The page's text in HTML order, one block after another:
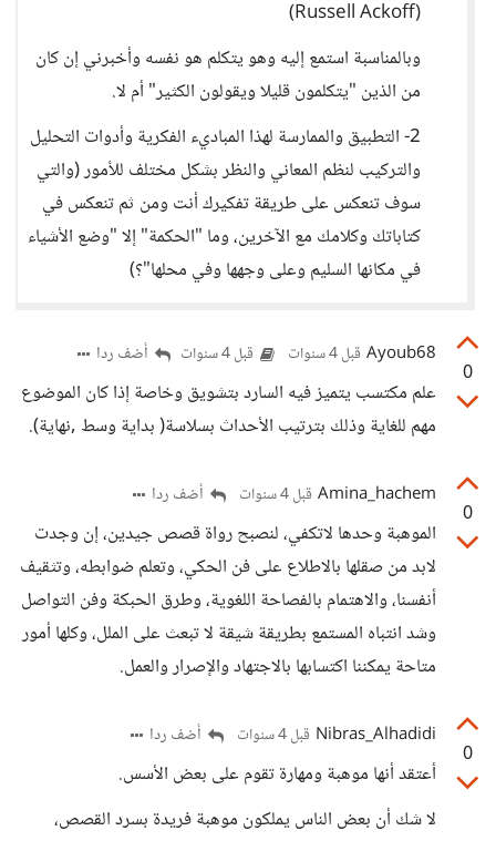
(Russell Ackoff)
وبالمناسبة استمع إليه وهو يتكلم هو نفسه وأخبرني إن كان
من الذين "يتكلمون قليلا ويقولون الكثير" أم لا.
2- التطبيق والممارسة لهذا المباديء الفكرية وأدوات التحليل
والتركيب لنظم المعاني والنظر بشكل مختلف للأمور (والتي
سوف تنعكس على طريقة تفكيرك أنت ومن ثم تنعكس في
كتاباتك وكلامك مع الآخرين، وما "الحكمة" إلا "وضع الأشياء
في مكانها السليم وعلى وجهها وفي محلها"؟)
0
Ayoub68 قبل 4 سنوات قبل 4 سنوات أضف ردا
علم مكتسب يتميز فيه السارد بتشويق وخاصة إذا كان الموضوع
مهم للغاية وذلك بترتيب الأحداث بسلاسة( بداية وسط ,نهاية).
0
Amina_hachem قبل 4 سنوات أضف ردا
الموهبة وحدها لاتكفي، لنصبح رواة قصص جيدين، إن وجدت
لابد من صقلها بالاطلاع على فن الحكي، وتعلم ضوابطه، وتثقيف
أنفسنا، والاهتمام بالفصاحة اللغوية، وطرق الحبكة وفن التواصل
وشد انتباه المستمع بطريقة شيقة لا تبعث على الملل، وكلها أمور
متاحة يمكننا اكتسابها بالاجتهاد والإصرار والعمل.
0
Nibras_Alhadidi قبل 4 سنوات أضف ردا
أعتقد أنها موهبة ومهارة تقوم على بعض الأسس.
لا شك أن بعض الناس يملكون موهبة فريدة بسرد القصص،